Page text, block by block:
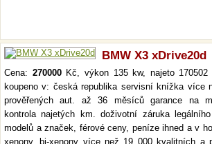
BMW X3 xDrive20d
Cena: 270000Kč, výkon 135 kw, najeto 170502
koupeno v: česká republika servisní knížka více
prověřených aut. až 36 měsíců garance na
kontrola najetých km. doživotní záruka
modelů a značek, férové ceny, peníze ihned a v
xenony, bi-xenony více než 19 000 kvalitních a